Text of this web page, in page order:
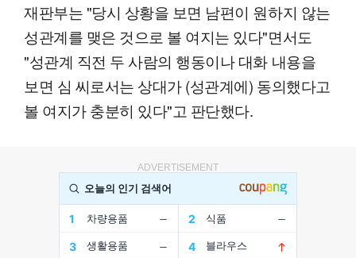
재판부는 "당시 상황을 보면 남편이 원하지 않는
성관계를 맺은 것으로 볼 여지는 있다"면서도
"성관계 직전 두 사람의 행동이나 대화 내용을
보면 심 씨로서는 상대가 (성관계에) 동의했다고
볼 여지가 충분히 있다"고 판단했다.
ADVERTISEMENT